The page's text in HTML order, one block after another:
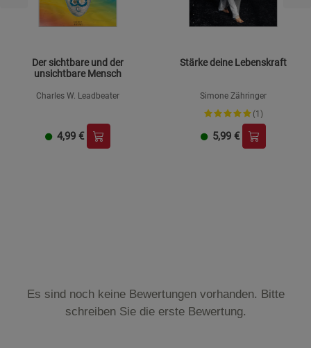
Der sichtbare und der
unsichtbare Mensch
Charles W. Leadbeater
4,99 €
Stärke deine Lebenskraft
Simone Zähringer
(1)
5,99 €
Es sind noch keine Bewertungen vorhanden. Bitte
schreiben Sie die erste Bewertung.